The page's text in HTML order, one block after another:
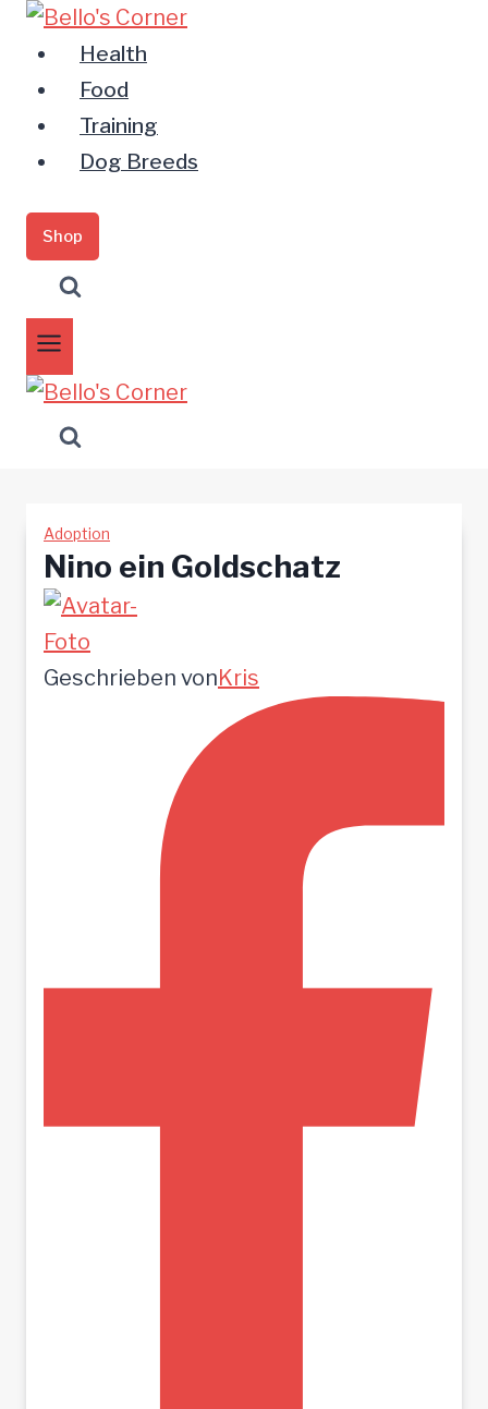
Zum
Inhalt
springen
Health
Food
Training
Dog Breeds
Shop
Adoption
Nino ein Goldschatz
Geschrieben vonKris